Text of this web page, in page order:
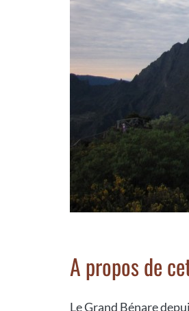
A propos de
Le Grand Bénare